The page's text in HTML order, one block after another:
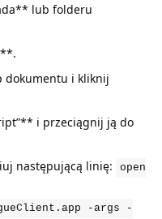
lub folderu
dokumentu i kliknij
i przeciągnij ją do
następującą linię:
open
-args -